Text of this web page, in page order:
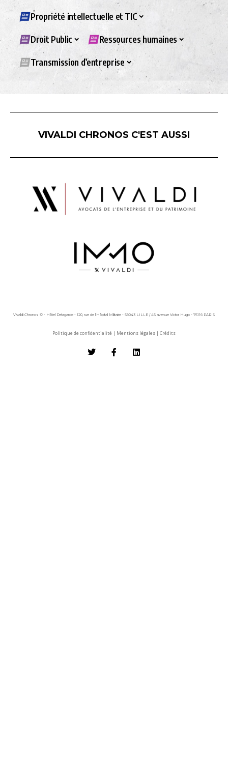
Propriété intellectuelle et TIC
Droit Public Ressources humaines
Transmission d’entreprise
VIVALDI CHRONOS C'EST AUSSI
Vivaldi Chronos © - Hôtel Delagarde - 120, rue de l'Hôpital Militaire - 59043 LILLE / 45 avenue Victor Hugo - 75116 PARIS
Politique de confidentialité | Mentions légales | Crédits